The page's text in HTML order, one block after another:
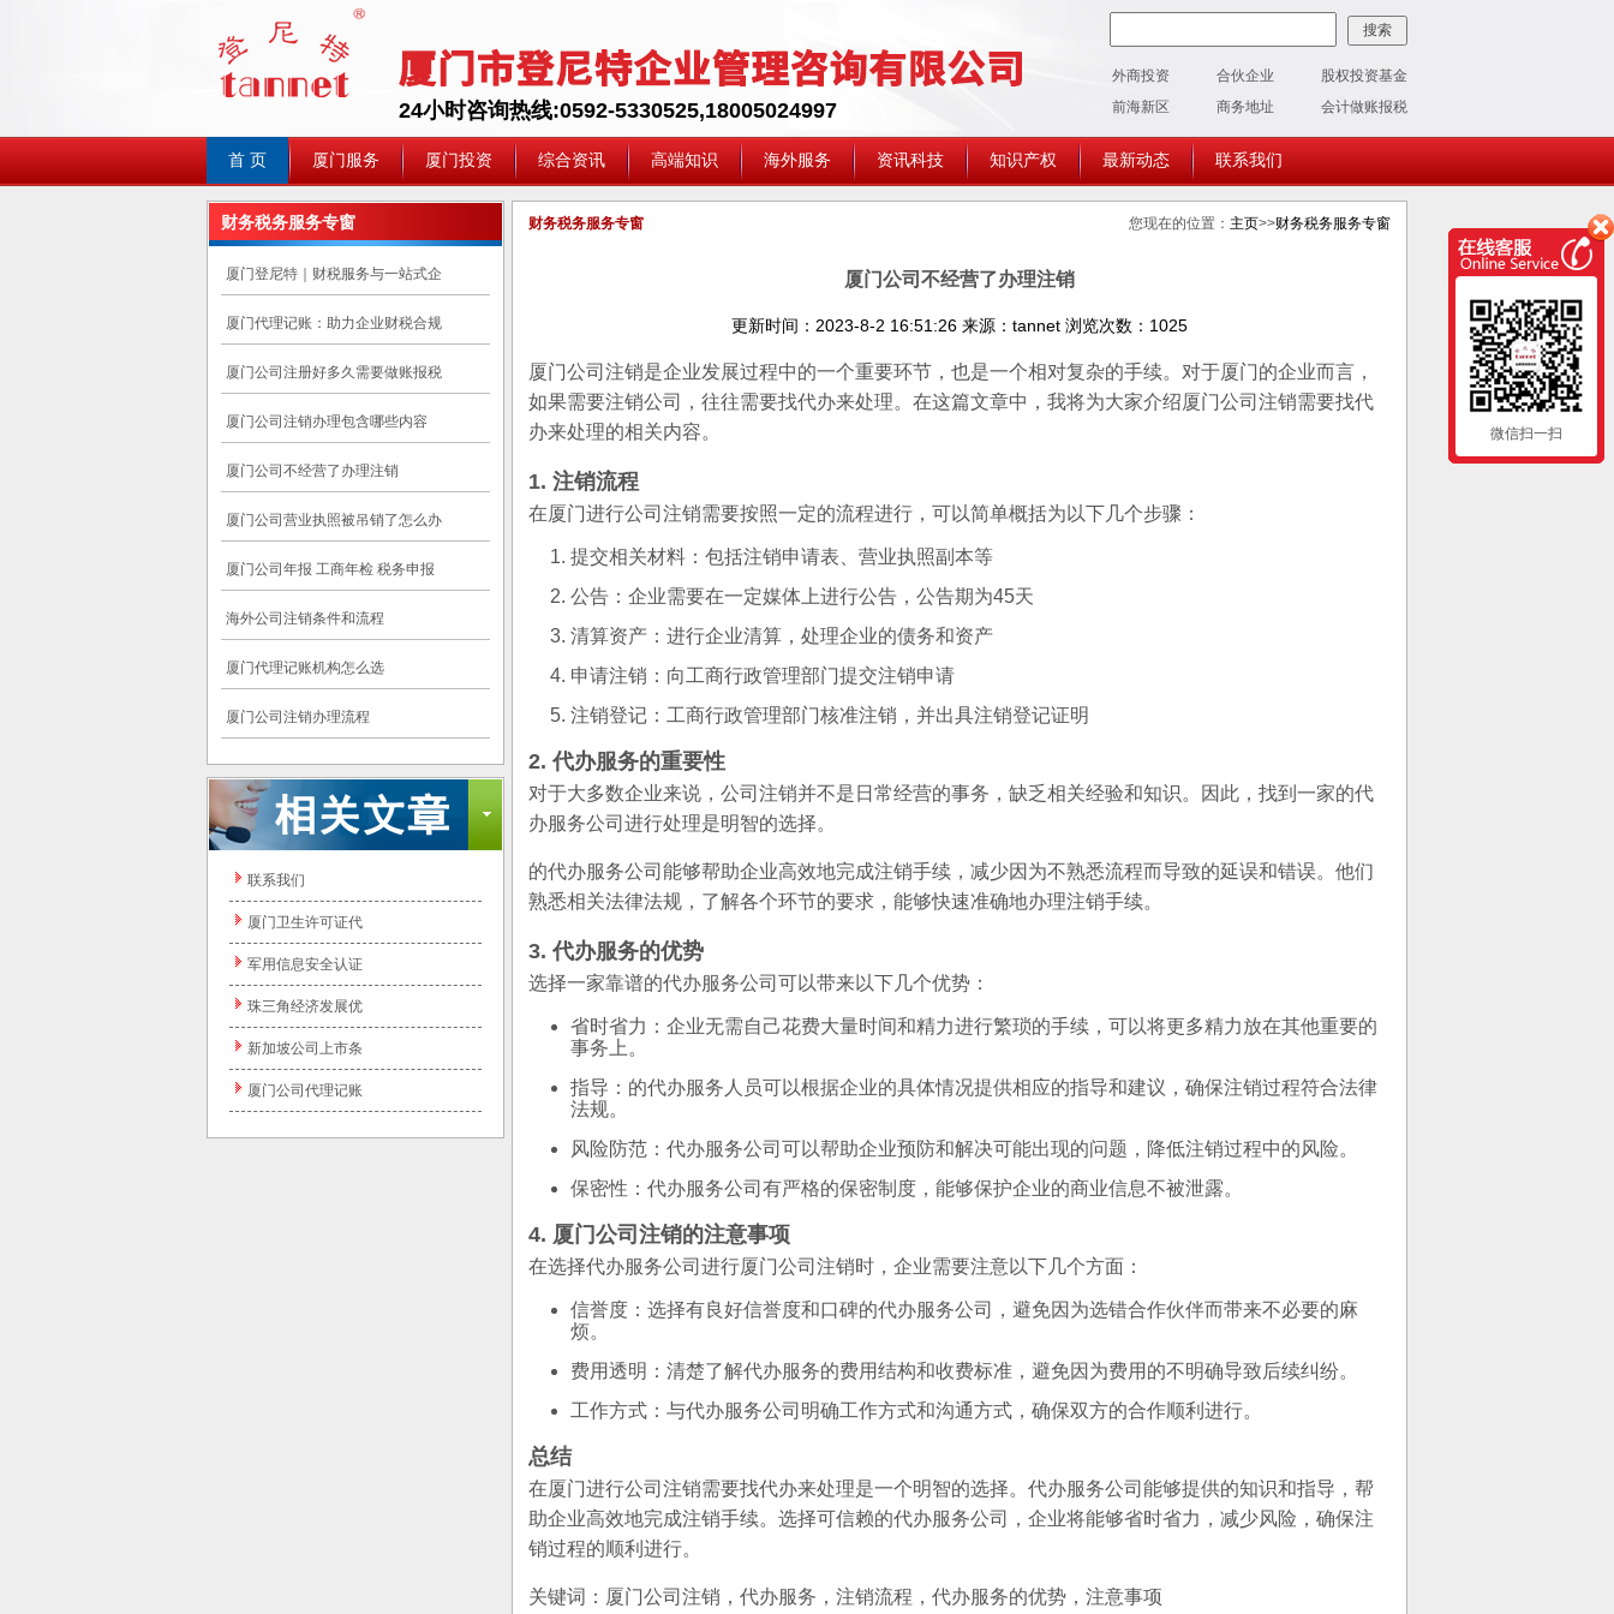
外商投资 合伙企业
股权投资基金
前海新区
商务地址 会计做账报税
24小时咨询热线:0592-5330525,18005024997
首 页 厦门服务 厦门投资 综合资讯 高端知识 海外服务 资讯科技 知识产权 最新动态 联系我们
财务税务服务专窗
厦门登尼特｜财税服务与一站式企
厦门代理记账：助力企业财税合规
厦门公司注册好多久需要做账报税
厦门公司注销办理包含哪些内容
厦门公司不经营了办理注销
厦门公司营业执照被吊销了怎么办
厦门公司年报 工商年检 税务申报
海外公司注销条件和流程
厦门代理记账机构怎么选
厦门公司注销办理流程
联系我们
厦门卫生许可证代
军用信息安全认证
珠三角经济发展优
新加坡公司上市条
厦门公司代理记账
财务税务服务专窗 您现在的位置： 主页>>财务税务服务专窗
厦门公司不经营了办理注销
更新时间： 2023-8-2 16:51:26 来源： tannet 浏览次数：1025
厦门公司注销是企业发展过程中的一个重要环节，也是一个相对复杂的手续。对于厦门的企业而言，
如果需要注销公司，往往需要找代办来处理。在这篇文章中，我将为大家介绍厦门公司注销需要找代
办来处理的相关内容。
1. 注销流程
在厦门进行公司注销需要按照一定的流程进行，可以简单概括为以下几个步骤：
提交相关材料：包括注销申请表、营业执照副本等
公告：企业需要在一定媒体上进行公告，公告期为45天
清算资产：进行企业清算，处理企业的债务和资产
申请注销：向工商行政管理部门提交注销申请
注销登记：工商行政管理部门核准注销，并出具注销登记证明
2. 代办服务的重要性
对于大多数企业来说，公司注销并不是日常经营的事务，缺乏相关经验和知识。因此，找到一家的代
办服务公司进行处理是明智的选择。
的代办服务公司能够帮助企业高效地完成注销手续，减少因为不熟悉流程而导致的延误和错误。他们
熟悉相关法律法规，了解各个环节的要求，能够快速准确地办理注销手续。
3. 代办服务的优势
选择一家靠谱的代办服务公司可以带来以下几个优势：
省时省力：企业无需自己花费大量时间和精力进行繁琐的手续，可以将更多精力放在其他重要的
事务上。
指导：的代办服务人员可以根据企业的具体情况提供相应的指导和建议，确保注销过程符合法律
法规。
风险防范：代办服务公司可以帮助企业预防和解决可能出现的问题，降低注销过程中的风险。
保密性：代办服务公司有严格的保密制度，能够保护企业的商业信息不被泄露。
4. 厦门公司注销的注意事项
在选择代办服务公司进行厦门公司注销时，企业需要注意以下几个方面：
信誉度：选择有良好信誉度和口碑的代办服务公司，避免因为选错合作伙伴而带来不必要的麻
烦。
费用透明：清楚了解代办服务的费用结构和收费标准，避免因为费用的不明确导致后续纠纷。
工作方式：与代办服务公司明确工作方式和沟通方式，确保双方的合作顺利进行。
总结
在厦门进行公司注销需要找代办来处理是一个明智的选择。代办服务公司能够提供的知识和指导，帮
助企业高效地完成注销手续。选择可信赖的代办服务公司，企业将能够省时省力，减少风险，确保注
销过程的顺利进行。
关键词：厦门公司注销，代办服务，注销流程，代办服务的优势，注意事项
微信扫一扫